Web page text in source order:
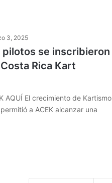
3, 2025
pilotos se inscribieron
Rica Kart
AQUÍ El crecimiento de Kartismo
a ACEK alcanzar una